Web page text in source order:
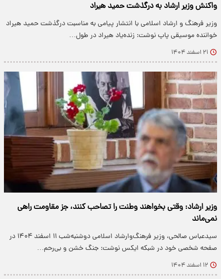
واکنش وزیر ارشاد به درگذشت حمید هیراد
وزیر فرهنگ و ارشاد اسلامی با انتشار پیامی به مناسبت درگذشت حمید هیراد
خواننده موسیقی پاپ نوشت: زنده‌یاد هیراد در طول…
۲۱ اسفند ۱۴۰۴
وزیر ارشاد: وقتی بخواهند وطنت را تصاحب کنند، جز مقاومت راهی
نمی‌ماند
سیدعباس صالحی، وزیر فرهنگ‌وارشاد اسلامی دوشنبه‌شب ۱۱ اسفند ۱۴۰۴ در
صفحه شخصی خود در شبکه ایکس نوشت: جنگ خشن و بی‌رحم…
۱۲ اسفند ۱۴۰۴